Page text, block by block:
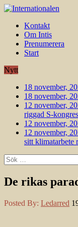
Kontakt
Om Intis
Prenumerera
Start
Nytt
18 november,
18 november,
12 november,
riggad S-
12 november,
12 november,
sitt klimatarbete
Sök
efter:
De rikas
Posted By: Ledarred